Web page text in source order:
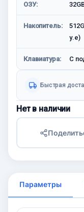
ОЗУ:
Накопитель:
у.е)
Клавиатура: С
Быстрая
Нет в наличии
Параметры